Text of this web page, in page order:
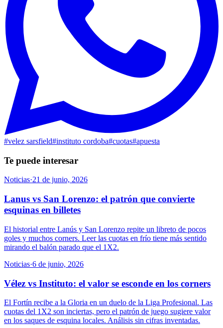
#velez sarsfield#instituto cordoba#cuotas#apuesta
Te puede interesar
Noticias·21 de junio, 2026
Lanus vs San Lorenzo: el patrón que convierte
esquinas en billetes
El historial entre Lanús y San Lorenzo repite un libreto de pocos
goles y muchos corners. Leer las cuotas en frío tiene más sentido
mirando el balón parado que el 1X2.
Noticias·6 de junio, 2026
Vélez vs Instituto: el valor se esconde en los corners
El Fortín recibe a la Gloria en un duelo de la Liga Profesional. Las
cuotas del 1X2 son inciertas, pero el patrón de juego sugiere valor
en los saques de esquina locales. Análisis sin cifras inventadas.